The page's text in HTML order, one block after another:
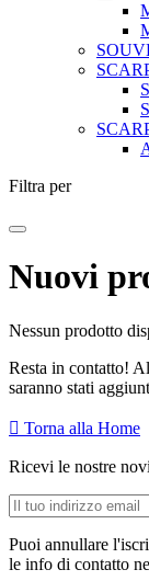
Filtra per
Nuovi
Nessun prodotto
Resta in contatto!
saranno stati
 Torna alla Home
Ricevi le nostre
Puoi annullare
le info di contatto